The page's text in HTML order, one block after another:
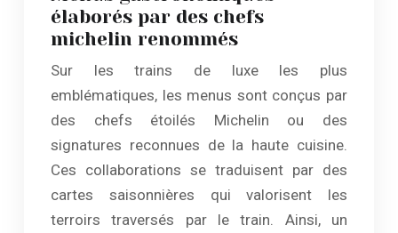
élaborés par des chefs
michelin renommés
Sur les trains de luxe les plus
emblématiques, les menus sont conçus par
des chefs étoilés Michelin ou des
signatures reconnues de la haute cuisine.
Ces collaborations se traduisent par des
cartes saisonnières qui valorisent les
terroirs traversés par le train. Ainsi, un